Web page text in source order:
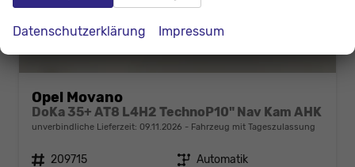
Opel Movano
DoKa 35+ AT8 L4H2 TechnoP10" Nav Kam AHK
unverbindliche Lieferzeit: 09.11.2026 Fahrzeug mit Tageszulassung
Fahrzeugnr. 209715 Getriebe Automatik
Datenschutzerklärung Impressum